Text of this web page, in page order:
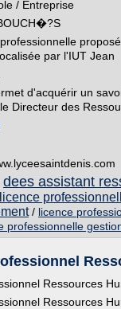
/ Entreprise
par l'IUT Jean
d'acquérir un
Directeur des
dees assistant
licence
/ licence
professionnelle
Ressources
Ressources